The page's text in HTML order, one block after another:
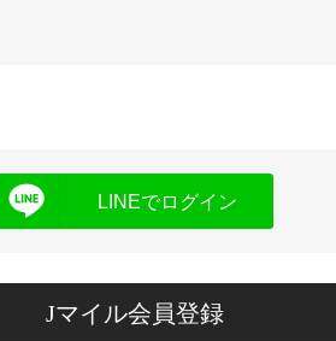
LINEでログイン
Jマイル会員登録